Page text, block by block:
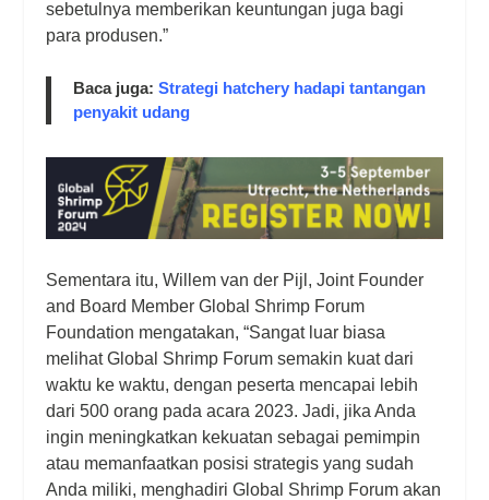
sebetulnya memberikan keuntungan juga bagi
para produsen.”
Baca juga:Strategi hatchery hadapi tantangan
penyakit udang
Sementara itu, Willem van der Pijl, Joint Founder
and Board Member Global Shrimp Forum
Foundation mengatakan, “Sangat luar biasa
melihat Global Shrimp Forum semakin kuat dari
waktu ke waktu, dengan peserta mencapai lebih
dari 500 orang pada acara 2023. Jadi, jika Anda
ingin meningkatkan kekuatan sebagai pemimpin
atau memanfaatkan posisi strategis yang sudah
Anda miliki, menghadiri Global Shrimp Forum akan